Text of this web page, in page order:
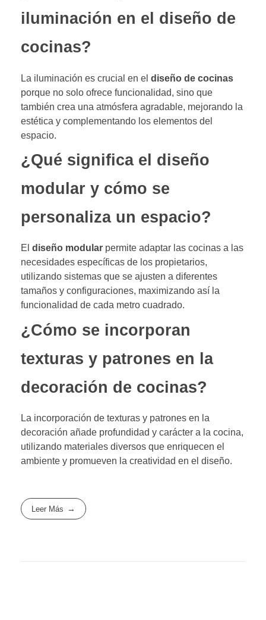
iluminación en el diseño de
cocinas?
La iluminación es crucial en el diseño de cocinas
porque no solo ofrece funcionalidad, sino que
también crea una atmósfera agradable, mejorando la
estética y complementando los elementos del
espacio.
¿Qué significa el diseño
modular y cómo se
personaliza un espacio?
El diseño modular permite adaptar las cocinas a las
necesidades específicas de los propietarios,
utilizando sistemas que se ajusten a diferentes
tamaños y configuraciones, maximizando así la
funcionalidad de cada metro cuadrado.
¿Cómo se incorporan
texturas y patrones en la
decoración de cocinas?
La incorporación de texturas y patrones en la
decoración añade profundidad y carácter a la cocina,
utilizando materiales diversos que enriquecen el
ambiente y promueven la creatividad en el diseño.
Leer Más